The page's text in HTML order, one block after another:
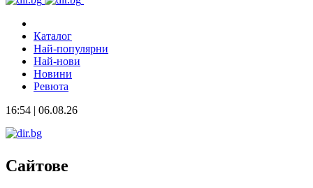
Каталог
Най-популярни
Най-нови
Новини
Ревюта
16:54 | 06.08.26
Сайтове